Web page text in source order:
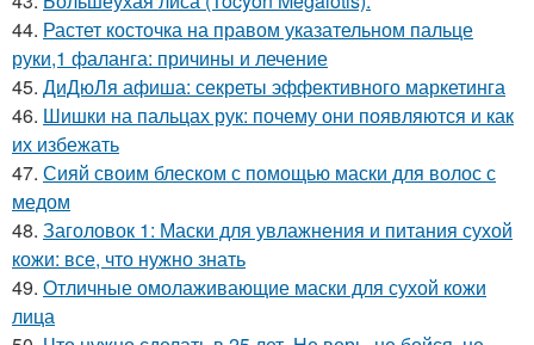
44. Растет косточка на правом указательном пальце
руки,1 фаланга: причины и лечение
45. ДиДюЛя афиша: секреты эффективного маркетинга
46. Шишки на пальцах рук: почему они появляются и как
их избежать
47. Сияй своим блеском с помощью маски для волос с
медом
48. Заголовок 1: Маски для увлажнения и питания сухой
кожи: все, что нужно знать
49. Отличные омолаживающие маски для сухой кожи
лица